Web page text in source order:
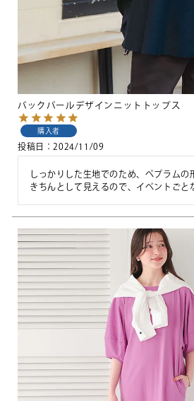
バックパールデザインニットトップス
購入者
投稿日 2024/11/09
しっかりした生地でのため、ペプラムの
きちんとして見えるので、イベントごと